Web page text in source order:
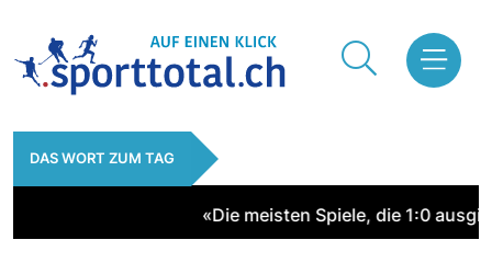
DAS WORT ZUM TAG
«Die meisten Spiele, die 1:0